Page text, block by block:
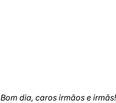
Bom dia, caros irmãos e irmãs!